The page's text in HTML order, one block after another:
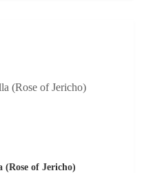
(Rose of Jericho)